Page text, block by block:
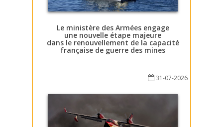
Le ministère des Armées engage
une nouvelle étape majeure
dans le renouvellement de la capacité
française de guerre des mines
31-07-2026